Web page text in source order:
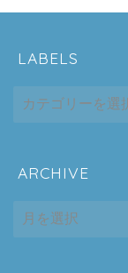
LABELS
ARCHIVE
ARCHIVE